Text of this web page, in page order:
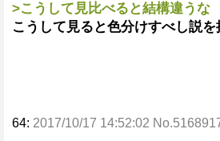
>こうして見比べると結構違うな
こうして見ると色分けすべし説
64: 2017/10/17 14:52:02